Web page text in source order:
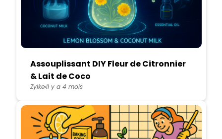
Assouplissant DIY Fleur de Citronnier
& Lait de Coco
ZylkeIl y a 4 mois